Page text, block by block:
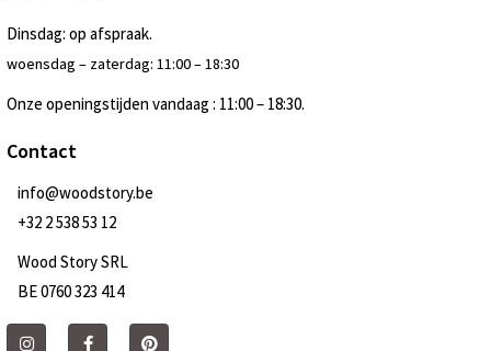
Dinsdag: op afspraak.
woensdag – zaterdag: 11:00 – 18:30
Onze openingstijden vandaag : 11:00 – 18:30.
Contact
info@woodstory.be
+32 2 538 53 12
Wood Story SRL
BE 0760 323 414